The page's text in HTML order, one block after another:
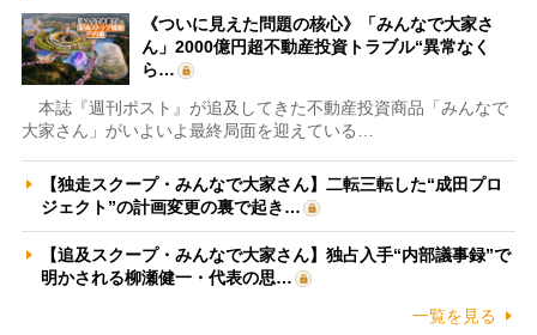
《ついに見えた問題の核心》「みんなで大家さ
ん」2000億円超不動産投資トラブル“異常なく
ら…
本誌『週刊ポスト』が追及してきた不動産投資商品「みんなで
大家さん」がいよいよ最終局面を迎えている…
【独走スクープ・みんなで大家さん】二転三転した“成田プロ
ジェクト”の計画変更の裏で起き…
【追及スクープ・みんなで大家さん】独占入手“内部議事録”で
明かされる柳瀬健一・代表の思…
一覧を見る